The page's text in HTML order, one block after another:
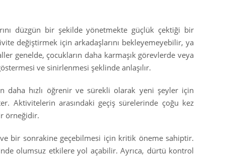
düzgün bir şekilde yönetmekte güçlük çektiği bir
değiştirmek için arkadaşlarını bekleyemeyebilir, ya
genelde, çocukların daha karmaşık görevlerde veya
ve sinirlenmesi şeklinde anlaşılır.
daha hızlı öğrenir ve sürekli olarak yeni şeyler için
Aktivitelerin arasındaki geçiş sürelerinde çoğu kez
örneğidir.
bir sonrakine geçebilmesi için kritik öneme sahiptir.
olumsuz etkilere yol açabilir. Ayrıca, dürtü kontrol